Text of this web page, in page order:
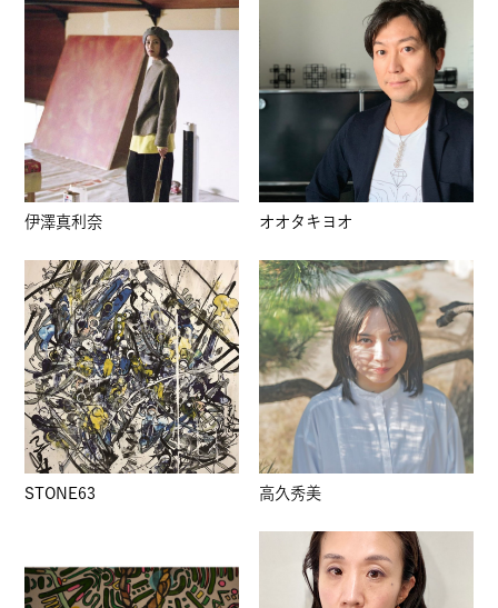
伊澤真利奈 オオタキヨオ
STONE63 高久秀美